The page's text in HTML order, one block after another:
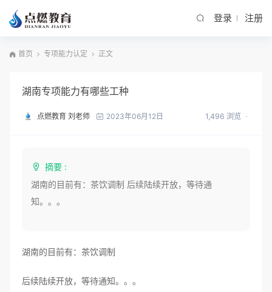
登录 注册
首页 专项能力认定 正文
湖南专项能力有哪些工种
点燃教育 刘老师 2023年06月12日 1,496 浏览
摘要 :
湖南的目前有：茶饮调制 后续陆续开放，等待通
知。。。
湖南的目前有：茶饮调制
后续陆续开放，等待通知。。。